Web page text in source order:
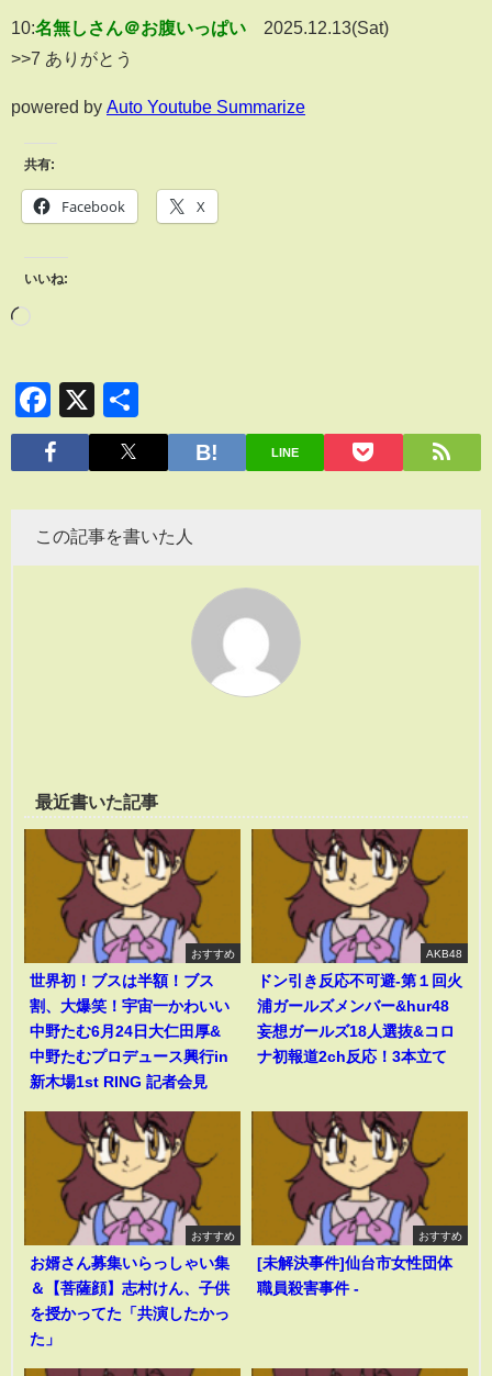
10:名無しさん＠お腹いっぱい
2025.12.13(Sat)
>>7 ありがとう
powered by Auto Youtube Summarize
共有:
Facebook X
いいね:
Facebook
X
有
LINE
この記事を書いた人
最近書いた記事
おすすめ
世界初！ブスは半額！ブス
割、大爆笑！宇宙一かわいい
中野たむ6月24日大仁田厚&
中野たむプロデュース興行in
新木場1st RING 記者会見
AKB48
ドン引き反応不可避-第１回火
浦ガールズメンバー&hur48
妄想ガールズ18人選抜&コロ
ナ初報道2ch反応！3本立て
おすすめ
お婿さん募集いらっしゃい集
＆【菩薩顔】志村けん、子供
を授かってた「共演したかっ
た」
おすすめ
[未解決事件]仙台市女性団体
職員殺害事件 -